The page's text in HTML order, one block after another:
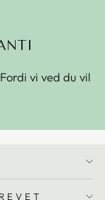
vi ved du vil